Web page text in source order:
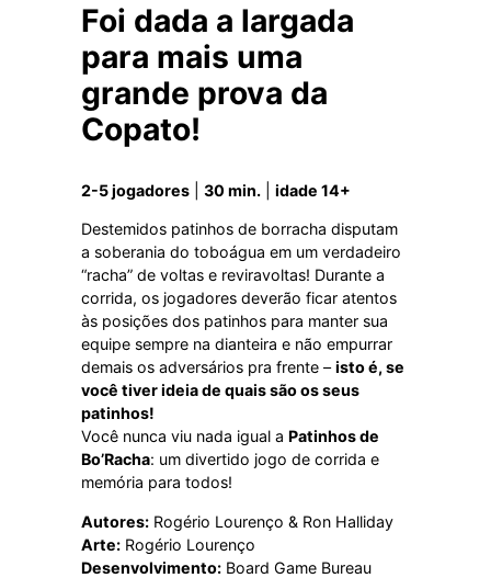
Foi dada a largada
para mais uma
grande prova da
Copato!
2-5 jogadores| 30 min.| idade 14+
Destemidos patinhos de borracha disputam
a soberania do toboágua em um verdadeiro
“racha” de voltas e reviravoltas! Durante a
corrida, os jogadores deverão ficar atentos
às posições dos patinhos para manter sua
equipe sempre na dianteira e não empurrar
demais os adversários pra frente –isto é, se
você tiver ideia de quais são os seus
patinhos!
Você nunca viu nada igual a Patinhos de
Bo’Racha: um divertido jogo de corrida e
memória para todos!
Autores:Rogério Lourenço & Ron Halliday
Arte:Rogério Lourenço
Desenvolvimento:Board Game Bureau